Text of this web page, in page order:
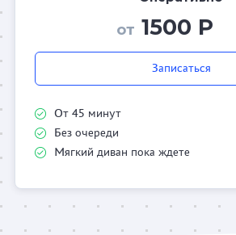
от 1500 Р
Записаться
От 45 минут
Без очереди
Мягкий диван пока ждете